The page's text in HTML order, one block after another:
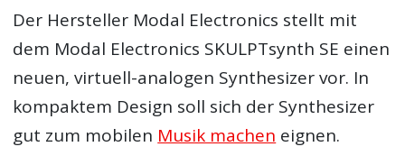
Der Hersteller Modal Electronics stellt mit
dem Modal Electronics SKULPTsynth SE einen
neuen, virtuell-analogen Synthesizer vor. In
kompaktem Design soll sich der Synthesizer
gut zum mobilen Musik machen eignen.